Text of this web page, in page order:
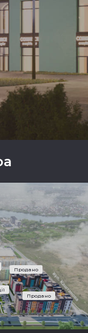
Продано
Продано